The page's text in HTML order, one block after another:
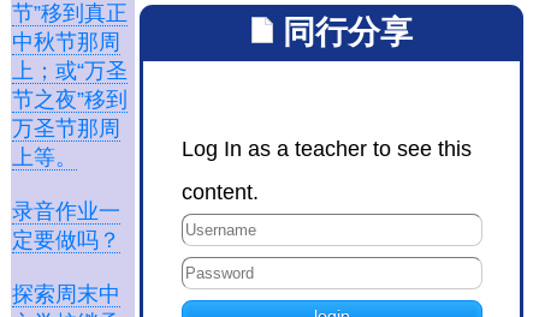
节”移到真正
中秋节那周
上；或“万圣
节之夜”移到
万圣节那周
上等。
录音作业一
定要做吗？
探索周末中
同行分享
Log In as a teacher to see this
content.